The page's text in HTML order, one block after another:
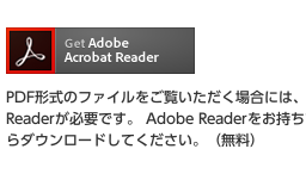
PDF形式のファイルをご覧いただく場合に
Readerが必要です。
Adobe Readerをお持ち
らダウンロードしてください。（無料）